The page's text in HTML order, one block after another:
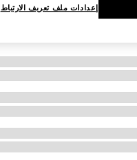
إعدادات ملف تعريف الارتباط